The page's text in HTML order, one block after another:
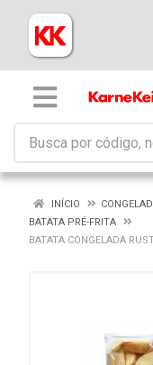
INÍCIO
BATATA PRÉ-FRITA
BATATA CONGELADA